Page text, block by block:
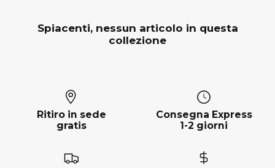
Brooks
Hoka One One
Mizuno
Diadora
New Balance
Spiacenti, nessun articolo in questa
collezione
Ritiro in sede
gratis
Consegna Express
1-2 giorni